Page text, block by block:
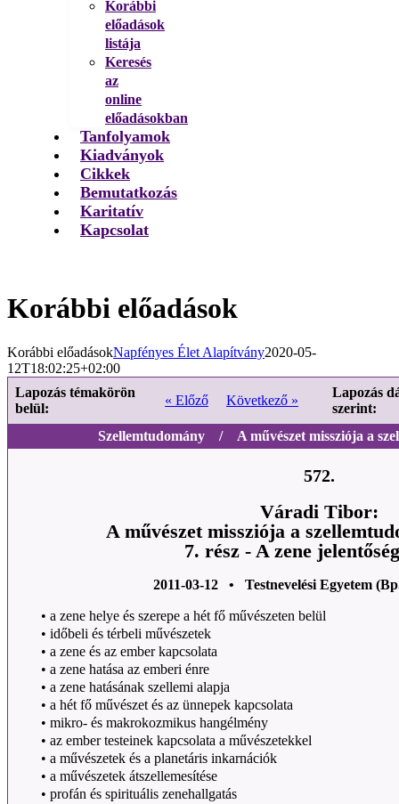
Korábbi
előadások
listája
Keresés
az
online
előadásokban
Tanfolyamok
Kiadványok
Cikkek
Bemutatkozás
Karitatív
Kapcsolat
Korábbi előadások
Korábbi előadásokNapfényes Élet Alapítvány2020-05-
12T18:02:25+02:00
Lapozás témakörön
belül:
« Előző Következő »
Lapozás
szerint:
Szellemtudomány / A művészet missziója a
572.
Váradi Tibor:
A művészet missziója a
7. rész - A zene
2011-03-12 • Testnevelési Egyetem
• a zene helye és szerepe a hét fő művészeten belül
• időbeli és térbeli művészetek
• a zene és az ember kapcsolata
• a zene hatása az emberi énre
• a zene hatásának szellemi alapja
• a hét fő művészet és az ünnepek kapcsolata
• mikro- és makrokozmikus hangélmény
• az ember testeinek kapcsolata a művészetekkel
• a művészetek és a planetáris inkarnációk
• a művészetek átszellemesítése
• profán és spirituális zenehallgatás